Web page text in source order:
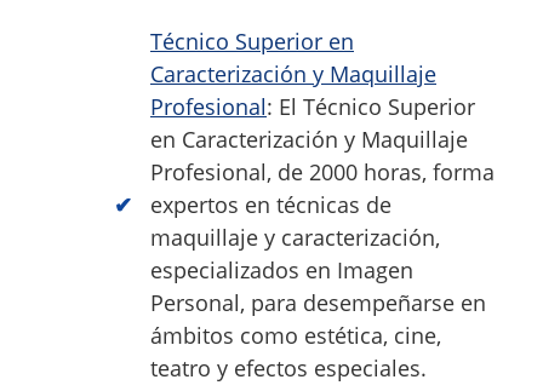
Técnico Superior en
Caracterización y Maquillaje
Profesional: El Técnico Superior
en Caracterización y Maquillaje
Profesional, de 2000 horas, forma
expertos en técnicas de
maquillaje y caracterización,
especializados en Imagen
Personal, para desempeñarse en
ámbitos como estética, cine,
teatro y efectos especiales.